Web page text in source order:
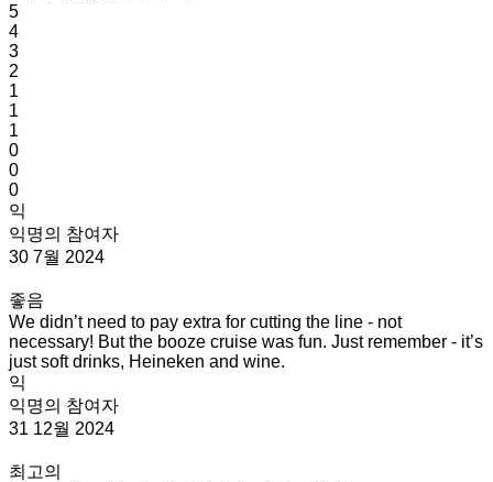
5
4
3
2
1
1
1
0
0
0
익
익명의 참여자
30 7월 2024
좋음
We didn’t need to pay extra for cutting the line - not
necessary! But the booze cruise was fun. Just remember - it’s
just soft drinks, Heineken and wine.
익
익명의 참여자
31 12월 2024
최고의